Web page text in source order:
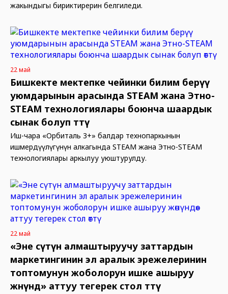
жакындыгы бириктирерин белгиледи.
22 май
Бишкекте мектепке чейинки билим берүү
уюмдарынын арасында STEAM жана Этно-
STEAM технологиялары боюнча шаардык
сынак болуп өттү
Иш-чара «Орбиталь 3+» балдар технопаркынын
ишмердүүлүгүнүн алкагында STEAM жана Этно-STEAM
технологиялары аркылуу уюштурулду.
22 май
«Эне сүтүн алмаштыруучу заттардын
маркетингинин эл аралык эрежелеринин
топтомунун жоболорун ишке ашыруу
жөнүндө» аттуу тегерек стол өттү